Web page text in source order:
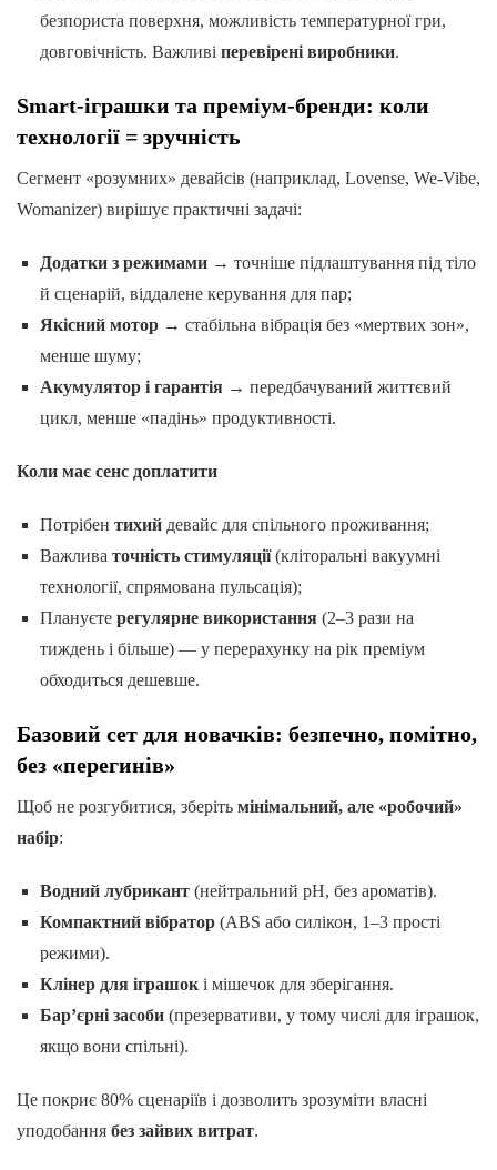
безпориста поверхня, можливість температурної гри,
довговічність. Важливі перевірені виробники.
Smart-іграшки та преміум-бренди: коли
технології = зручність
Сегмент «розумних» девайсів (наприклад, Lovense, We-Vibe,
Womanizer) вирішує практичні задачі:
Додатки з режимами→ точніше підлаштування під тіло
й сценарій, віддалене керування для пар;
Якісний мотор→ стабільна вібрація без «мертвих зон»,
менше шуму;
Акумулятор і гарантія→ передбачуваний життєвий
цикл, менше «падінь» продуктивності.
Коли має сенс доплатити
Потрібен тихийдевайс для спільного проживання;
Важлива точність стимуляції(кліторальні вакуумні
технології, спрямована пульсація);
Плануєте регулярне використання(2–3 рази на
тиждень і більше) — у перерахунку на рік преміум
обходиться дешевше.
Базовий сет для новачків: безпечно, помітно,
без «перегинів»
Щоб не розгубитися, зберіть мінімальний, але «робочий»
набір:
Водний лубрикант(нейтральний pH, без ароматів).
Компактний вібратор(ABS або силікон, 1–3 прості
режими).
Клінер для іграшокі мішечок для зберігання.
Бар’єрні засоби(презервативи, у тому числі для іграшок,
якщо вони спільні).
Це покриє 80% сценаріїв і дозволить зрозуміти власні
уподобання без зайвих витрат.